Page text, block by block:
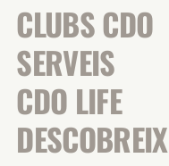
CLUBS CDO
SERVEIS
CDO LIFE
DESCOBREIX